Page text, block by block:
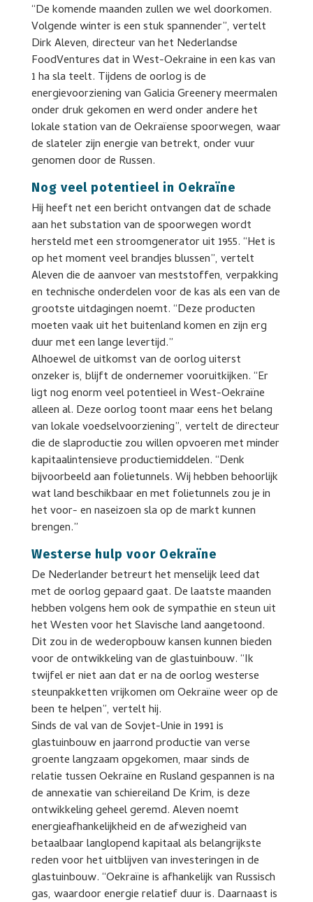
“De komende maanden zullen we wel doorkomen.
Volgende winter is een stuk spannender”, vertelt
Dirk Aleven, directeur van het Nederlandse
FoodVentures dat in West-Oekraine in een kas van
1 ha sla teelt. Tijdens de oorlog is de
energievoorziening van Galicia Greenery meermalen
onder druk gekomen en werd onder andere het
lokale station van de Oekraïense spoorwegen, waar
de slateler zijn energie van betrekt, onder vuur
genomen door de Russen.
Nog veel potentieel in Oekraïne
Hij heeft net een bericht ontvangen dat de schade
aan het substation van de spoorwegen wordt
hersteld met een stroomgenerator uit 1955. “Het is
op het moment veel brandjes blussen”, vertelt
Aleven die de aanvoer van meststoffen, verpakking
en technische onderdelen voor de kas als een van de
grootste uitdagingen noemt. “Deze producten
moeten vaak uit het buitenland komen en zijn erg
duur met een lange levertijd.”
Alhoewel de uitkomst van de oorlog uiterst
onzeker is, blijft de ondernemer vooruitkijken. “Er
ligt nog enorm veel potentieel in West-Oekraïne
alleen al. Deze oorlog toont maar eens het belang
van lokale voedselvoorziening”, vertelt de directeur
die de slaproductie zou willen opvoeren met minder
kapitaalintensieve productiemiddelen. “Denk
bijvoorbeeld aan folietunnels. Wij hebben behoorlijk
wat land beschikbaar en met folietunnels zou je in
het voor- en naseizoen sla op de markt kunnen
brengen.”
Westerse hulp voor Oekraïne
De Nederlander betreurt het menselijk leed dat
met de oorlog gepaard gaat. De laatste maanden
hebben volgens hem ook de sympathie en steun uit
het Westen voor het Slavische land aangetoond.
Dit zou in de wederopbouw kansen kunnen bieden
voor de ontwikkeling van de glastuinbouw. “Ik
twijfel er niet aan dat er na de oorlog westerse
steunpakketten vrijkomen om Oekraïne weer op de
been te helpen”, vertelt hij.
Sinds de val van de Sovjet-Unie in 1991 is
glastuinbouw en jaarrond productie van verse
groente langzaam opgekomen, maar sinds de
relatie tussen Oekraïne en Rusland gespannen is na
de annexatie van schiereiland De Krim, is deze
ontwikkeling geheel geremd. Aleven noemt
energieafhankelijkheid en de afwezigheid van
betaalbaar langlopend kapitaal als belangrijkste
reden voor het uitblijven van investeringen in de
glastuinbouw. “Oekraïne is afhankelijk van Russisch
gas, waardoor energie relatief duur is. Daarnaast is